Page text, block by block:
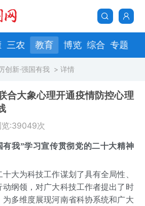
三农 教育 博览 综合 专题
创新·强国有我 >详情
合大象心理开通疫情防控心理
:39049次
有我”学习宣传贯彻党的二十大精神
十大为科技工作谋划了具有全局性、
纲领，对广大科技工作者提出了时
多维度展现河南省科协系统和广大